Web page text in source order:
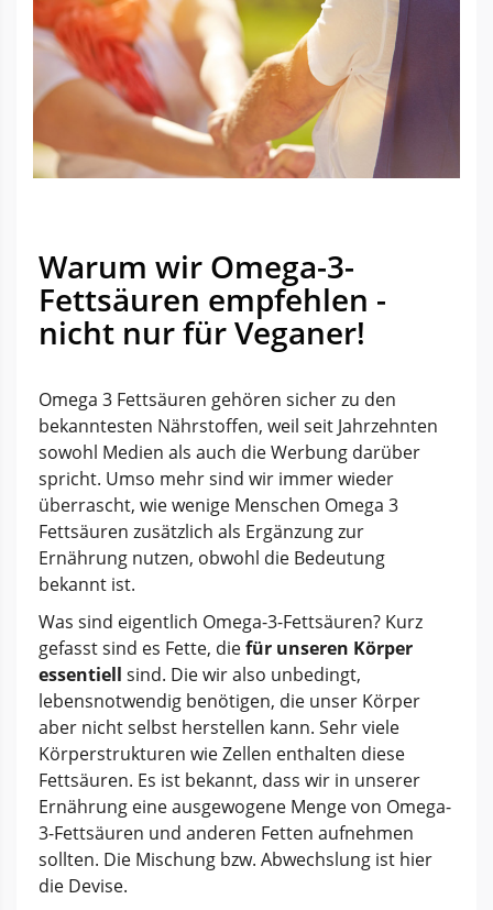
Warum wir Omega-3-
Fettsäuren empfehlen -
nicht nur für Veganer!
Omega 3 Fettsäuren gehören sicher zu den
bekanntesten Nährstoffen, weil seit Jahrzehnten
sowohl Medien als auch die Werbung darüber
spricht. Umso mehr sind wir immer wieder
überrascht, wie wenige Menschen Omega 3
Fettsäuren zusätzlich als Ergänzung zur
Ernährung nutzen, obwohl die Bedeutung
bekannt ist.
Was sind eigentlich Omega-3-Fettsäuren? Kurz
gefasst sind es Fette, diefür unseren Körper
essentiell sind. Die wir also unbedingt,
lebensnotwendig benötigen, die unser Körper
aber nicht selbst herstellen kann. Sehr viele
Körperstrukturen wie Zellen enthalten diese
Fettsäuren. Es ist bekannt, dass wir in unserer
Ernährung eine ausgewogene Menge von Omega-
3-Fettsäuren und anderen Fetten aufnehmen
sollten. Die Mischung bzw. Abwechslung ist hier
die Devise.